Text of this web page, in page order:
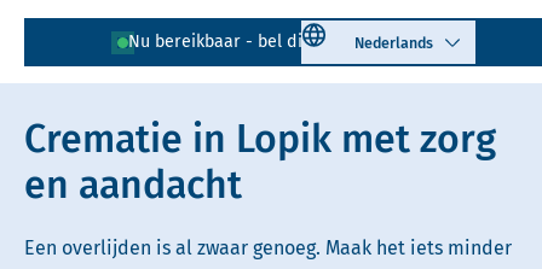
Nu bereikbaar - bel direct! 0348 - 724 002
Select language
Lees voor Uitleg woorden
Simpele tekst
Crematie in Lopik met zorg
en aandacht
Een overlijden is al zwaar genoeg. Maak het iets minder